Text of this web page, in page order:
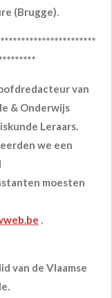
(Brugge).
van
& Onderwijs
Leraars.
we een
moesten
.
van de Vlaamse